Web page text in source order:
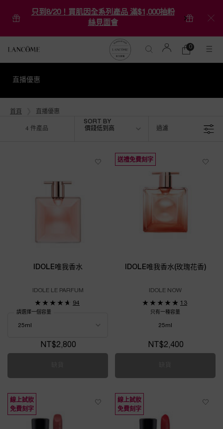
只到8/20！買肌因全系列產品 滿$1,000抽粉
絲見面會
購
物
0
0 product in
直播優惠
首頁 直播優惠
4 件產品
Sort by
價錢低到高
SORT BY
過濾
FILTER MENU
IDOLE唯我香水
IDOLE LE PARFUM
94
請選擇一個容量
NT$2,800
送禮免費刻字
IDOLE唯我香水(玫瑰花香)
IDOLE NOW
13
只有一種容量
25ml
NT$2,400
線上試妝
免費刻字
線上試妝
免費刻字